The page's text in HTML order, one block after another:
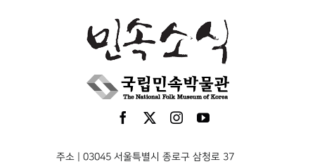
주소 | 03045 서울특별시 종로구 삼청로 37